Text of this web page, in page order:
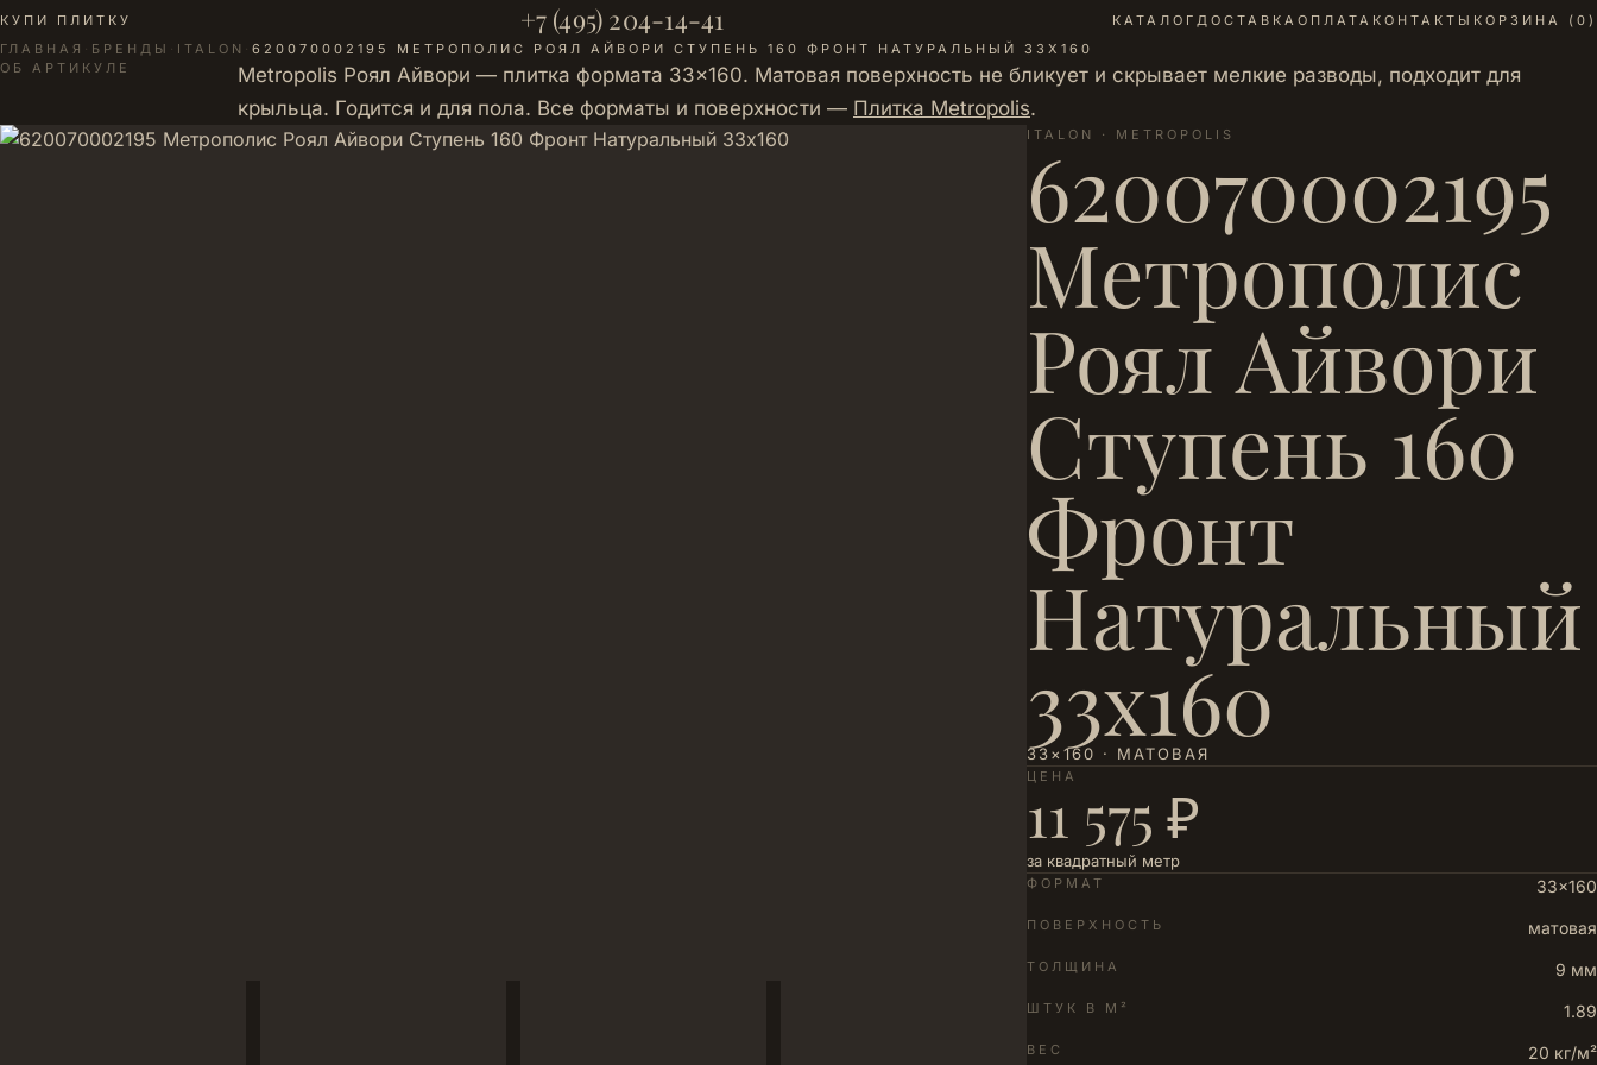
КУПИ ПЛИТКУ +7 (495) 204-14-41 КАТАЛОГ ДОСТАВКА ОПЛАТА КОНТАКТЫ КОРЗИНА ( 0 )
ГЛАВНАЯ · БРЕНДЫ · ITALON · 620070002195 МЕТРОПОЛИС РОЯЛ АЙВОРИ СТУПЕНЬ 160 ФРОНТ НАТУРАЛЬНЫЙ 33Х160
ОБ АРТИКУЛЕ
Metropolis Роял Айвори — плитка формата 33×160. Матовая поверхность не бликует и скрывает мелкие разводы, подходит для
крыльца. Годится и для пола. Все форматы и поверхности — Плитка Metropolis.
ITALON · METROPOLIS
620070002195
Метрополис
Роял Айвори
Ступень 160
Фронт
Натуральный
33х160
33×160 · МАТОВАЯ
ЦЕНА
11 575 ₽
за квадратный метр
ФОРМАТ 33×160
ПОВЕРХНОСТЬ матовая
ТОЛЩИНА 9 мм
ШТУК В М² 1.89
ВЕС 20 кг/м²